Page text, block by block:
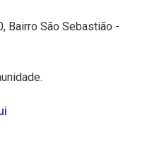
Bairro São Sebastião -